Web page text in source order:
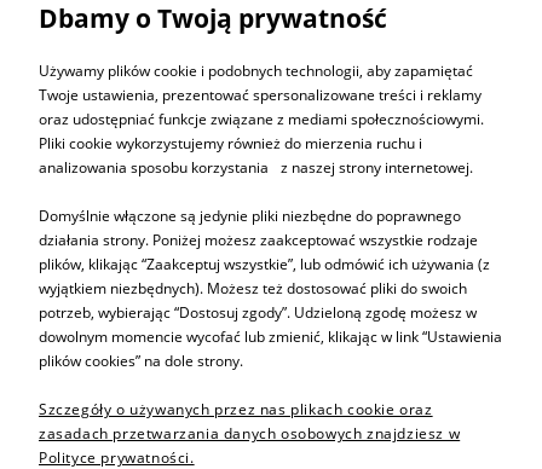
ZAPISZ SIĘ DO
NEWSLETTERA
Informacje
Sprzedaż produktów
Dbamy o Twoją prywatność
Używamy plików cookie i podobnych technologii, aby zapamiętać
Twoje ustawienia, prezentować spersonalizowane treści i reklamy
oraz udostępniać funkcje związane z mediami społecznościowymi.
Pliki cookie wykorzystujemy również do mierzenia ruchu i
analizowania sposobu korzystania z naszej strony internetowej.
Domyślnie włączone są jedynie pliki niezbędne do poprawnego
działania strony. Poniżej możesz zaakceptować wszystkie rodzaje
plików, klikając “Zaakceptuj wszystkie”, lub odmówić ich używania (z
wyjątkiem niezbędnych). Możesz też dostosować pliki do swoich
potrzeb, wybierając “Dostosuj zgody”. Udzieloną zgodę możesz w
dowolnym momencie wycofać lub zmienić, klikając w link “Ustawienia
plików cookies” na dole strony.
Szczegóły o używanych przez nas plikach cookie oraz
zasadach przetwarzania danych osobowych znajdziesz w
Polityce prywatności.